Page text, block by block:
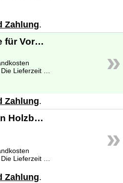
Zahlung.
»
Verriegelungstaste für Vorwerk Saugwischer SP 530
zu den Lieferzeiten finden Sie unter
Zahlung.
»
Vorwerk Koboclean Holzbodenseife 50ml
zu den Lieferzeiten finden Sie unter
Zahlung.